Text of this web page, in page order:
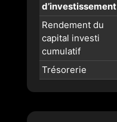
d’investissement
Rendement du
capital investi
cumulatif
Trésorerie